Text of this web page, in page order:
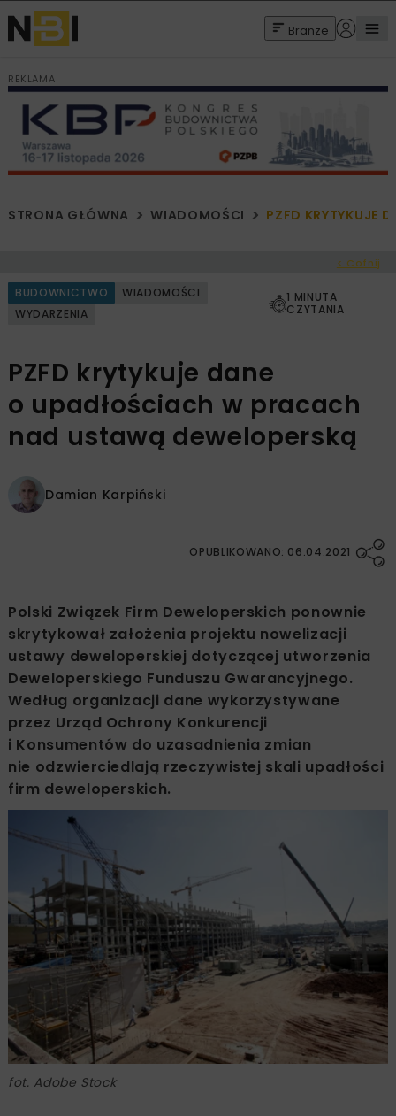
Branże
REKLAMA
STRONA GŁÓWNA WIADOMOŚCI PZFD KRYTYKUJE
< Cofnij
BUDOWNICTWO
WIADOMOŚCI
WYDARZENIA
1 MINUTA
CZYTANIA
PZFD krytykuje dane
o upadłościach w pracach
nad ustawą deweloperską
Damian Karpiński
OPUBLIKOWANO: 06.04.2021
Polski Związek Firm Deweloperskich ponownie
skrytykował założenia projektu nowelizacji
ustawy deweloperskiej dotyczącej utworzenia
Deweloperskiego Funduszu Gwarancyjnego.
Według organizacji dane wykorzystywane
przez Urząd Ochrony Konkurencji
i Konsumentów do uzasadnienia zmian
nie odzwierciedlają rzeczywistej skali upadłości
firm deweloperskich.
fot. Adobe Stock